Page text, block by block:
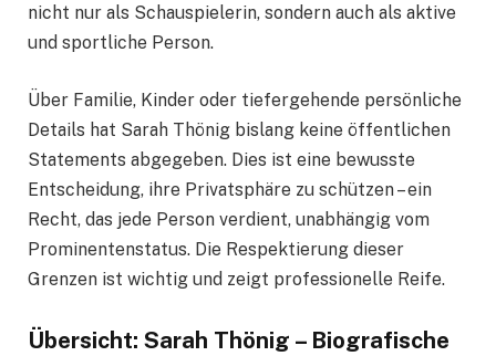
nicht nur als Schauspielerin, sondern auch als aktive
und sportliche Person.
Über Familie, Kinder oder tiefergehende persönliche
Details hat Sarah Thönig bislang keine öffentlichen
Statements abgegeben. Dies ist eine bewusste
Entscheidung, ihre Privatsphäre zu schützen – ein
Recht, das jede Person verdient, unabhängig vom
Prominentenstatus. Die Respektierung dieser
Grenzen ist wichtig und zeigt professionelle Reife.
Übersicht: Sarah Thönig – Biografische